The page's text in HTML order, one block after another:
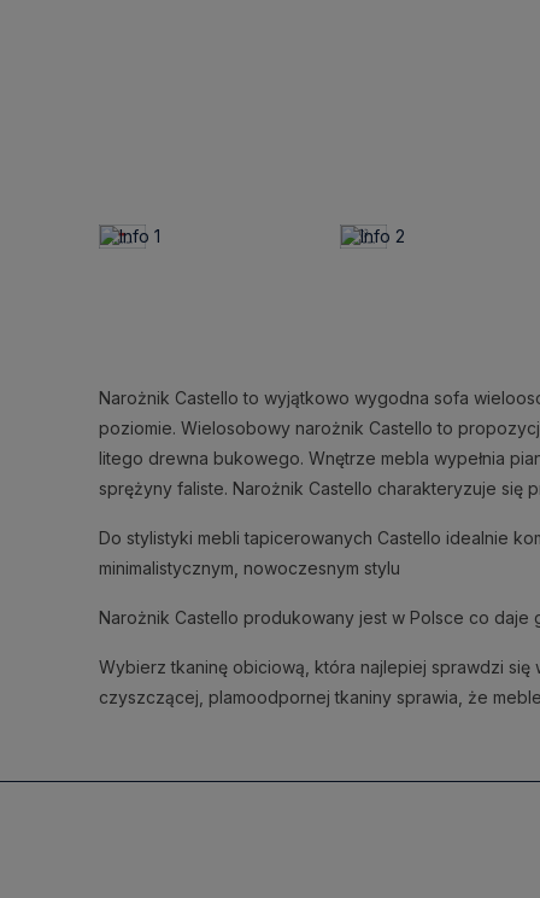
Narożnik Castello to wyjątkowo wygodna sofa
poziomie. Wielosobowy narożnik Castello to
litego drewna bukowego. Wnętrze mebla wypełnia
sprężyny faliste. Narożnik Castello charakteryzuje się
Do stylistyki mebli tapicerowanych Castello idealnie
minimalistycznym, nowoczesnym stylu
Narożnik Castello produkowany jest w Polsce co
Wybierz tkaninę obiciową, która najlepiej sprawdzi się
czyszczącej, plamoodpornej tkaniny sprawia, że